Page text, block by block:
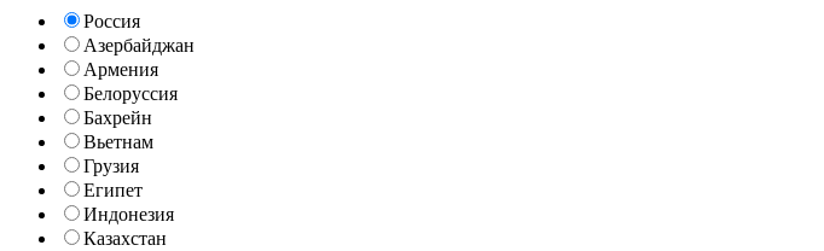
Россия
Азербайджан
Армения
Белоруссия
Бахрейн
Вьетнам
Грузия
Египет
Индонезия
Казахстан